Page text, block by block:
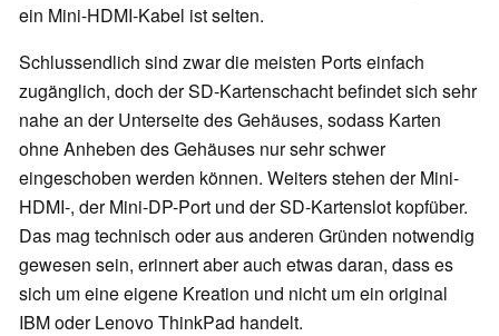
ein Mini-HDMI-Kabel ist selten.
Schlussendlich sind zwar die meisten Ports einfach
zugänglich, doch der SD-Kartenschacht befindet sich sehr
nahe an der Unterseite des Gehäuses, sodass Karten
ohne Anheben des Gehäuses nur sehr schwer
eingeschoben werden können. Weiters stehen der Mini-
HDMI-, der Mini-DP-Port und der SD-Kartenslot kopfüber.
Das mag technisch oder aus anderen Gründen notwendig
gewesen sein, erinnert aber auch etwas daran, dass es
sich um eine eigene Kreation und nicht um ein original
IBM oder Lenovo ThinkPad handelt.